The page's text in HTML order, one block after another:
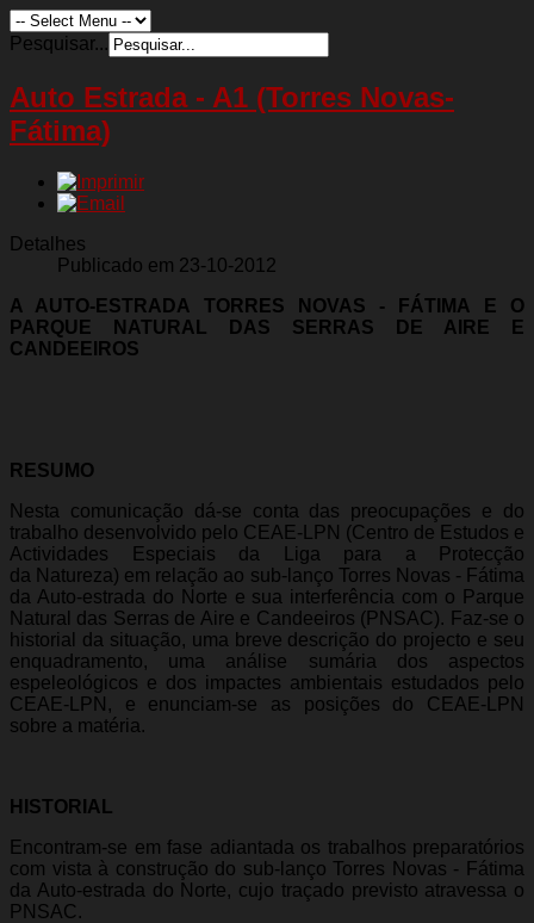
Pesquisar...
Auto Estrada - A1 (Torres Novas-
Fátima)
Detalhes
Publicado em 23-10-2012
A AUTO-ESTRADA TORRES NOVAS - FÁTIMA E O
PARQUE NATURAL DAS SERRAS DE AIRE E
CANDEEIROS
RESUMO
Nesta comunicação dá-se conta das preocupações e do
trabalho desenvolvido pelo CEAE-LPN (Centro de Estudos e
Actividades Especiais da Liga para a Protecção
da Natureza) em relação ao sub-lanço Torres Novas - Fátima
da Auto-estrada do Norte e sua interferência com o Parque
Natural das Serras de Aire e Candeeiros (PNSAC). Faz-se o
historial da situação, uma breve descrição do projecto e seu
enquadramento, uma análise sumária dos aspectos
espeleológicos e dos impactes ambientais estudados pelo
CEAE-LPN, e enunciam-se as posições do CEAE-LPN
sobre a matéria.
HISTORIAL
Encontram-se em fase adiantada os trabalhos preparatórios
com vista à construção do sub-lanço Torres Novas - Fátima
da Auto-estrada do Norte, cujo traçado previsto atravessa o
PNSAC.